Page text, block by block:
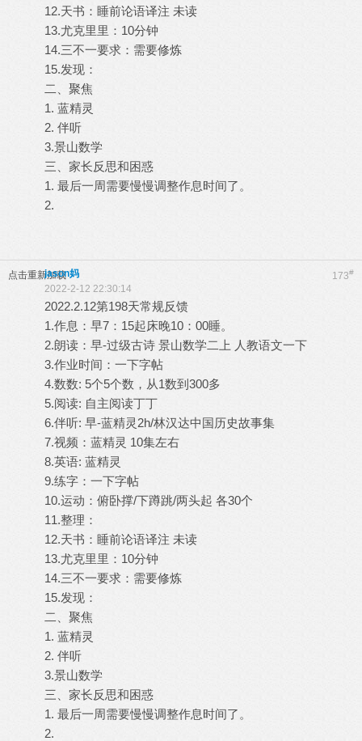
12.天书：睡前论语译注 未读
13.尤克里里：10分钟
14.三不一要求：需要修炼
15.发现：
二、聚焦
1. 蓝精灵
2. 伴听
3.景山数学
三、家长反思和困惑
1. 最后一周需要慢慢调整作息时间了。
2.
点击重新加载 173#
jason妈
2022-2-12 22:30:14
2022.2.12第198天常规反馈
1.作息：早7：15起床晚10：00睡。
2.朗读：早-过级古诗 景山数学二上 人教语文一下
3.作业时间：一下字帖
4.数数: 5个5个数，从1数到300多
5.阅读: 自主阅读丁丁
6.伴听: 早-蓝精灵2h/林汉达中国历史故事集
7.视频：蓝精灵 10集左右
8.英语: 蓝精灵
9.练字：一下字帖
10.运动：俯卧撑/下蹲跳/两头起 各30个
11.整理：
12.天书：睡前论语译注 未读
13.尤克里里：10分钟
14.三不一要求：需要修炼
15.发现：
二、聚焦
1. 蓝精灵
2. 伴听
3.景山数学
三、家长反思和困惑
1. 最后一周需要慢慢调整作息时间了。
2.